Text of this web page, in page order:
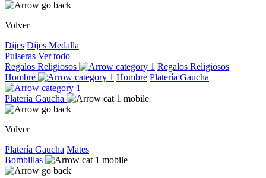
Volver
Dijes Dijes Medalla
Pulseras Ver todo
Regalos Religiosos
Regalos Religiosos
Hombre
Hombre Platería Gaucha
Platería Gaucha
Volver
Platería Gaucha Mates
Bombillas